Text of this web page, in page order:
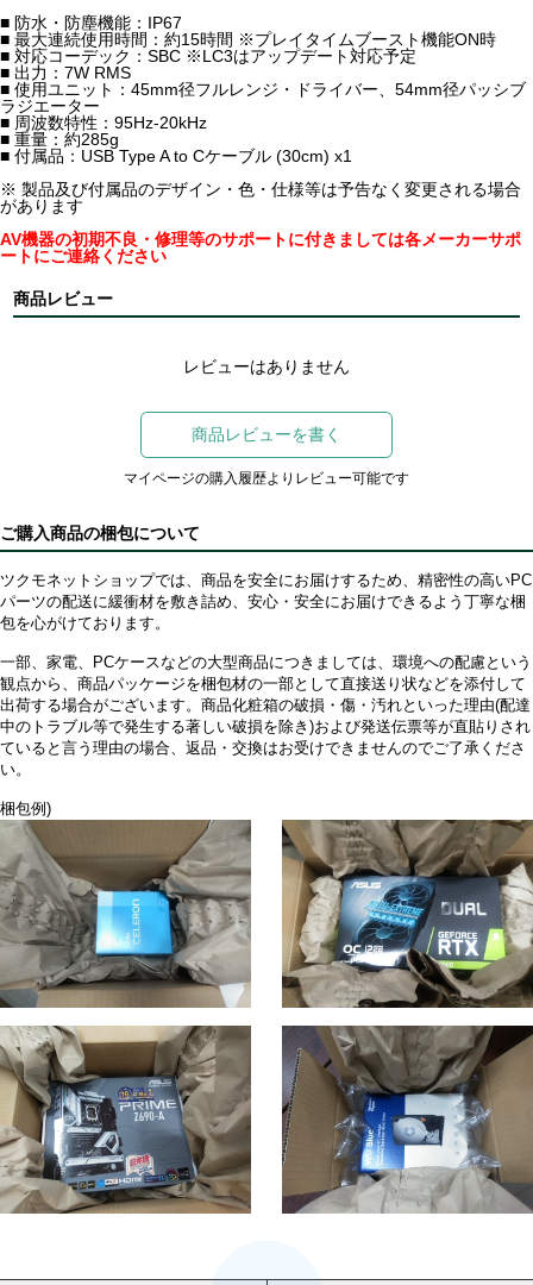
■ 防水・防塵機能：IP67
■ 最大連続使用時間：約15時間 ※プレイタイムブースト機能ON時
■ 対応コーデック：SBC ※LC3はアップデート対応予定
■ 出力：7W RMS
■ 使用ユニット：45mm径フルレンジ・ドライバー、54mm径パッシブ
ラジエーター
■ 周波数特性：95Hz-20kHz
■ 重量：約285g
■ 付属品：USB Type A to Cケーブル (30cm) x1
※ 製品及び付属品のデザイン・色・仕様等は予告なく変更される場合
があります
AV機器の初期不良・修理等のサポートに付きましては各メーカーサポ
ートにご連絡ください
商品レビュー
レビューはありません
商品レビューを書く
マイページの購入履歴よりレビュー可能です
ご購入商品の梱包について
ツクモネットショップでは、商品を安全にお届けするため、精密性の高いPC
パーツの配送に緩衝材を敷き詰め、安心・安全にお届けできるよう丁寧な梱
包を心がけております。
一部、家電、PCケースなどの大型商品につきましては、環境への配慮という
観点から、商品パッケージを梱包材の一部として直接送り状などを添付して
出荷する場合がございます。商品化粧箱の破損・傷・汚れといった理由(配達
中のトラブル等で発生する著しい破損を除き)および発送伝票等が直貼りされ
ていると言う理由の場合、返品・交換はお受けできませんのでご了承くださ
い。
梱包例)